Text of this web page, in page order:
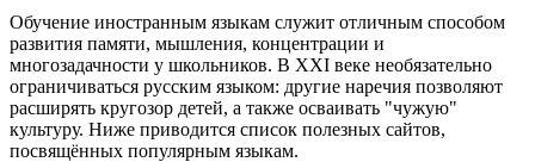
Обучение иностранным языкам служит отличным способом
развития памяти, мышления, концентрации и
многозадачности у школьников. В XXI веке необязательно
ограничиваться русским языком: другие наречия позволяют
расширять кругозор детей, а также осваивать "чужую"
культуру. Ниже приводится список полезных сайтов,
посвящённых популярным языкам.